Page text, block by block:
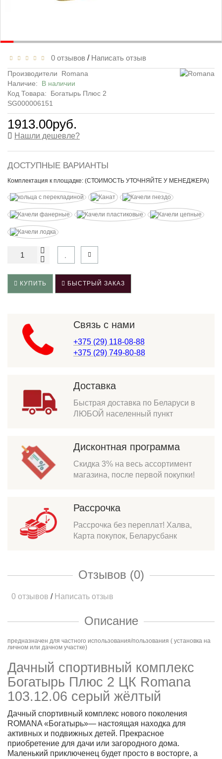
0 отзывов / Написать отзыв
Производители
Romana
Наличие: В наличии
Код Товара:
Богатырь Плюс 2
SG000006151
1913.00руб.
Нашли дешевле?
ДОСТУПНЫЕ ВАРИАНТЫ
Комплектация к площадке: (СТОИМОСТЬ УТОЧНЯЙТЕ У МЕНЕДЖЕРА)
КУПИТЬ БЫСТРЫЙ ЗАКАЗ
Связь с нами
+375 (29) 118-08-88
+375 (29) 749-80-88
Доставка
Быстрая доставка по Беларуси в
ЛЮБОЙ населенный пункт
Дисконтная программа
Скидка 3% на весь ассортимент
магазина, после первой покупки!
Рассрочка
Рассрочка без переплат! Халва,
Карта покупок, Беларусбанк
Отзывов (0)
0 отзывов / Написать отзыв
Описание
предназначен для частного использования/пользования ( установка на
личном или дачном участке)
Дачный спортивный комплекс
Богатырь Плюс 2 ЦК Romana
103.12.06 серый жёлтый
Дачный спортивный комплекс нового поколения
ROMANA «Богатырь»— настоящая находка для
активных и подвижных детей. Прекрасное
приобретение для дачи или загородного дома.
Маленький приключенец будет просто в восторге, а